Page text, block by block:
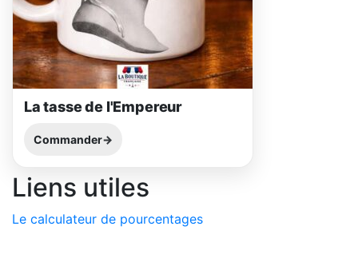
La tasse de l'Empereur
Commander
Liens utiles
Le calculateur de pourcentages